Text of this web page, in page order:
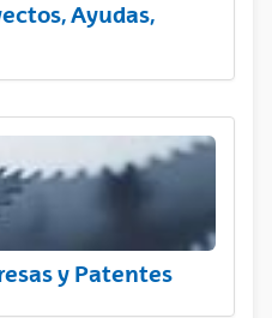
Ayudas,
y Patentes